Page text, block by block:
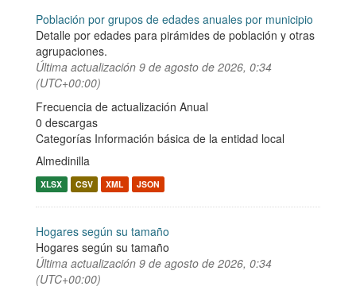
Población por grupos de edades anuales por municipio
Detalle por edades para pirámides de población y otras
agrupaciones.
Última actualización 9 de agosto de 2026, 0:34
(UTC+00:00)
Frecuencia de actualización Anual
0 descargas
Categorías Información básica de la entidad local
Almedinilla
XLSX CSV XML JSON
Hogares según su tamaño
Hogares según su tamaño
Última actualización 9 de agosto de 2026, 0:34
(UTC+00:00)